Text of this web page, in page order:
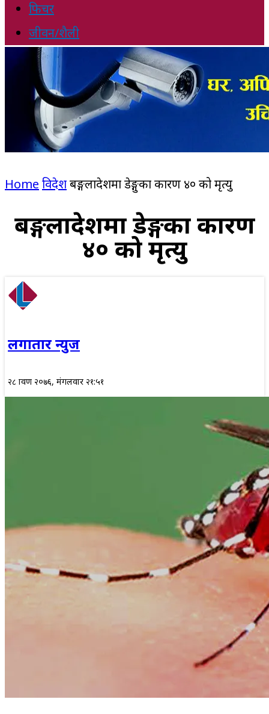
फिचर
जीवन/शैली
Home विदेशबङ्गलादेशमा डेङ्गुका कारण ४० को मृत्यु
बङ्गलादेशमा डेङ्गुका कारण
४० को मृत्यु
लगातार न्युज
२८ श्रावण २०७६, मंगलवार २१:५१